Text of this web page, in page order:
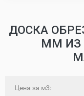
ДОСКА
ММ ИЗ
Цена за м3: